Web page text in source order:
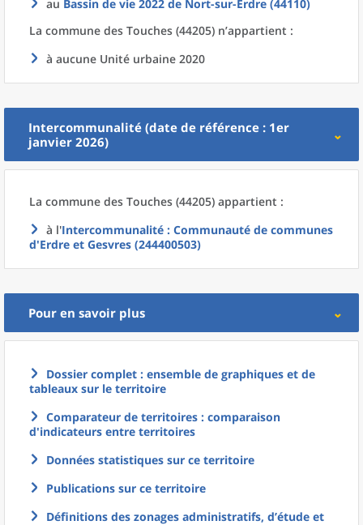
au Bassin de vie 2022 de Nort-sur-Erdre (44110)
La commune des Touches (44205) n’appartient :
à aucune Unité urbaine 2020
Intercommunalité (date de référence : 1er
janvier 2026)
La commune des Touches (44205) appartient :
à l'Intercommunalité : Communauté de communes
d'Erdre et Gesvres (244400503)
Pour en savoir plus
Dossier complet : ensemble de graphiques et de
tableaux sur le territoire
Comparateur de territoires : comparaison
d'indicateurs entre territoires
Données statistiques sur ce territoire
Publications sur ce territoire
Définitions des zonages administratifs, d’étude et